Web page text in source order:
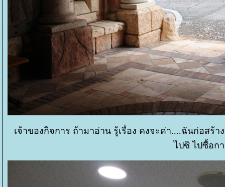
เจ้าของกิจการ ถ้ามาอ่าน รู้เรื่อง คงจะด่า....ฉันก่อส
ไปซิ ไปซื้อก